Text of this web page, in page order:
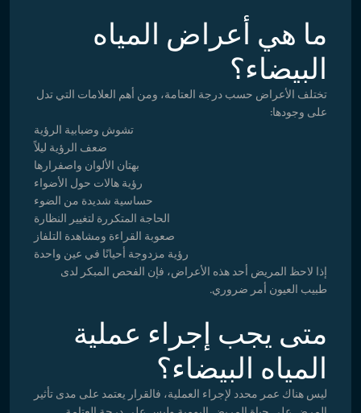
ما هي أعراض المياه
البيضاء؟
تختلف الأعراض حسب درجة العتامة، ومن أهم العلامات التي تدل
على وجودها:
تشوش وضبابية الرؤية
ضعف الرؤية ليلاً
بهتان الألوان واصفرارها
رؤية هالات حول الأضواء
حساسية شديدة من الضوء
الحاجة المتكررة لتغيير النظارة
صعوبة القراءة ومشاهدة التلفاز
رؤية مزدوجة أحيانًا في عين واحدة
إذا لاحظ المريض أحد هذه الأعراض، فإن الفحص المبكر لدى
طبيب العيون أمر ضروري.
متى يجب إجراء عملية
المياه البيضاء؟
ليس هناك عمر محدد لإجراء العملية، فالقرار يعتمد على مدى تأثير